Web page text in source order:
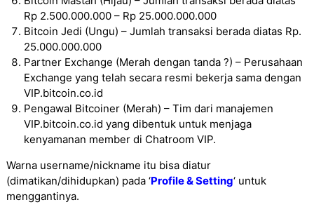
Rp 2.500.000.000 – Rp 25.000.000.000
Bitcoin Jedi (Ungu) – Jumlah transaksi berada diatas Rp.
25.000.000.000
Partner Exchange (Merah dengan tanda ?) – Perusahaan
Exchange yang telah secara resmi bekerja sama dengan
VIP.bitcoin.co.id
Pengawal Bitcoiner (Merah) – Tim dari manajemen
VIP.bitcoin.co.id yang dibentuk untuk menjaga
kenyamanan member di Chatroom VIP.
Warna username/nickname itu bisa diatur
(dimatikan/dihidupkan) pada ‘Profile & Setting‘ untuk
menggantinya.